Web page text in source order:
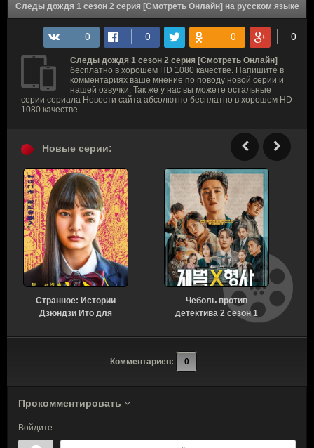
Следы дождя 1 сезон 2 серия [Смотреть Онлайн] на русском языке
Следы дождя 1 сезон 2 серия [Смотреть Онлайн]
бесплатно в хорошем HD 1080 качестве. Напишите в
комментариях ваше мнение по поводу новой серии и
нашей озвучки. Так же у нас вы можете остальные
серии сериала Новости сайта абсолютно бесплатно в хорошем HD
1080 качестве.
Новые серии:
Странное: Истории
Дзюндзи Ито для
сезон 6 серия [Смотреть
Чеболь против
детектива 2 сезон 1
Онлайн]
Комментариев: 0
Прокомментировать
Войдите: